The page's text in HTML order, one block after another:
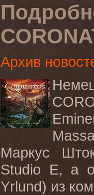
Архив
Маркус
Studio
E, а
Yrlund) из